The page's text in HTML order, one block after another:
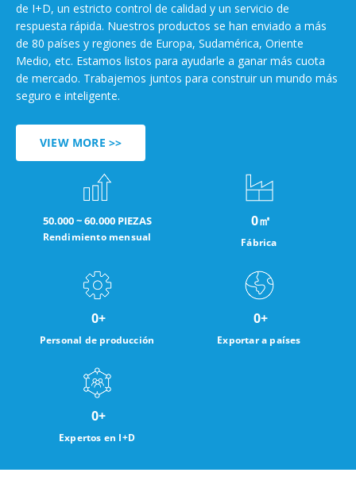
de I+D, un estricto control de calidad y un servicio de
respuesta rápida. Nuestros productos se han enviado a más
de 80 países y regiones de Europa, Sudamérica, Oriente
Medio, etc. Estamos listos para ayudarle a ganar más cuota
de mercado. Trabajemos juntos para construir un mundo más
seguro e inteligente.
VIEW MORE >>
50.000 ~ 60.000 PIEZAS
Rendimiento mensual Fábrica
0㎡
Personal de producción
0+
Exportar a países
0+
Expertos en I+D
0+